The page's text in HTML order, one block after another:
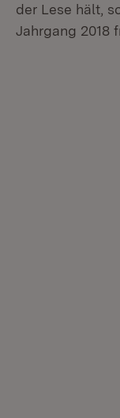
der Lese hält,
Jahrgang 2018